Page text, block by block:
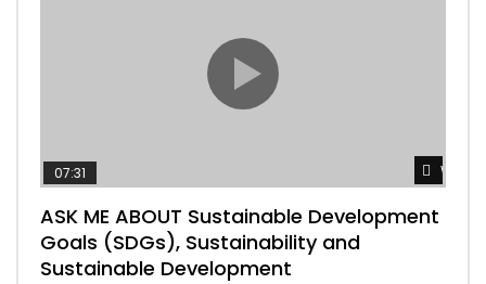
07:31
ASK ME ABOUT Sustainable Development
Goals (SDGs), Sustainability and
Sustainable Development